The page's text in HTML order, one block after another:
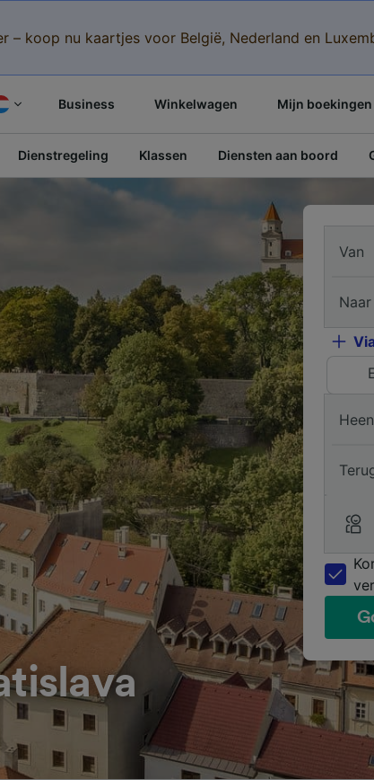
– koop nu kaartjes voor België, Nederland en
Business Winkelwagen Mijn boekingen
Dienstregeling Klassen Diensten aan boord
Van
Naar
Heen